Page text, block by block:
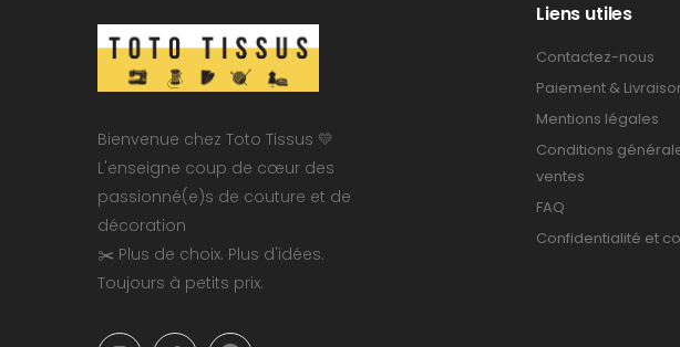
Bienvenue chez Toto Tissus 💛
L'enseigne coup de cœur des
passionné(e)s de couture et de
décoration
✂️ Plus de choix. Plus d'idées.
Toujours à petits prix.
Liens utiles
Contactez-nous
Paiement &
Mentions légales
Conditions
ventes
FAQ
Confidentialité et